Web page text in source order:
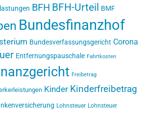
BFH BFH-Urteil BMF
Bundesfinanzhof
Bundesverfassungsgericht Corona
Entfernungspauschale Fahrtkosten
Freibetrag
Kinder Kinderfreibetrag
Lohnsteuer Lohnsteuer